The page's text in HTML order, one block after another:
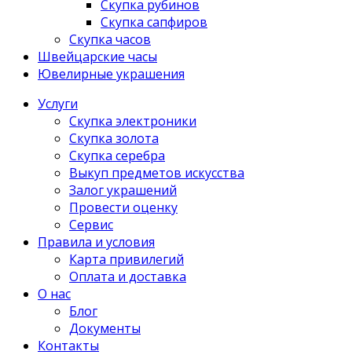
Скупка рубинов
Скупка сапфиров
Скупка часов
Швейцарские часы
Ювелирные украшения
Услуги
Скупка электроники
Скупка золота
Скупка серебра
Выкуп предметов искусства
Залог украшений
Провести оценку
Сервис
Правила и условия
Карта привилегий
Оплата и доставка
О нас
Блог
Документы
Контакты